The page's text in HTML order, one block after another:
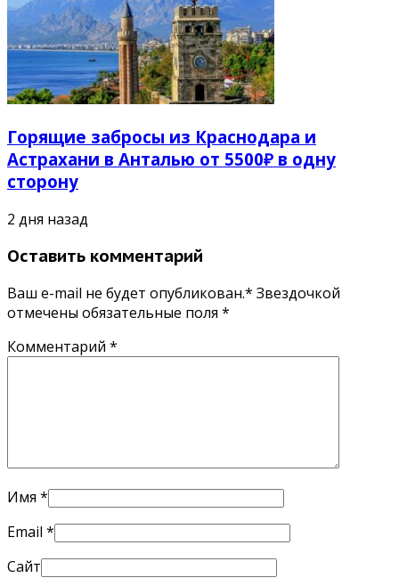
Горящие забросы из Краснодара и
Астрахани в Анталью от 5500₽ в одну
сторону
2 дня назад
Оставить комментарий
Ваш e-mail не будет опубликован.* Звездочкой
отмечены обязательные поля *
Комментарий *
Имя *
Email *
Сайт